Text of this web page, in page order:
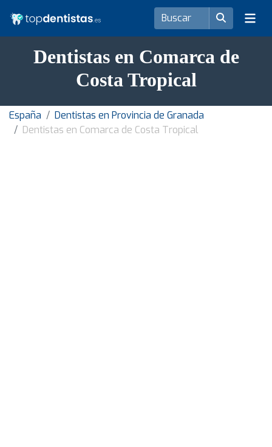
Dentistas en Comarca de
Costa Tropical
España
Dentistas en Provincia de Granada
Dentistas en Comarca de Costa Tropical